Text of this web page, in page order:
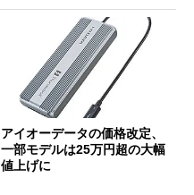
アイオーデータの価格改定、
一部モデルは25万円超の大幅
値上げに